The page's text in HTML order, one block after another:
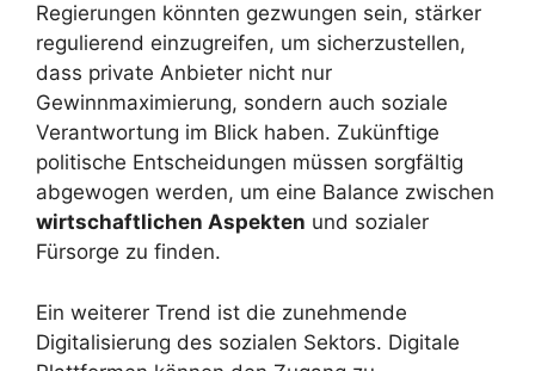
Regierungen könnten gezwungen sein, stärker
regulierend einzugreifen, um sicherzustellen,
dass private Anbieter nicht nur
Gewinnmaximierung, sondern auch soziale
Verantwortung im Blick haben. Zukünftige
politische Entscheidungen müssen sorgfältig
abgewogen werden, um eine Balance zwischen
wirtschaftlichen Aspekten und sozialer
Fürsorge zu finden.
Ein weiterer Trend ist die zunehmende
Digitalisierung des sozialen Sektors. Digitale